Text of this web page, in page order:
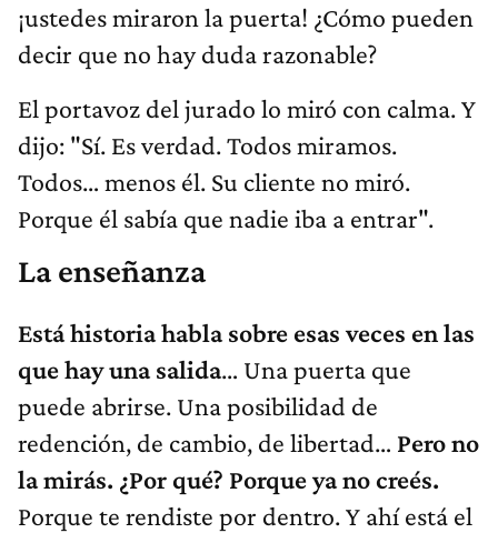
¡ustedes miraron la puerta! ¿Cómo pueden
decir que no hay duda razonable?
El portavoz del jurado lo miró con calma. Y
dijo: "Sí. Es verdad. Todos miramos.
Todos… menos él. Su cliente no miró.
Porque él sabía que nadie iba a entrar".
La enseñanza
Está historia habla sobre esas veces en las
que hay una salida… Una puerta que
puede abrirse. Una posibilidad de
redención, de cambio, de libertad… Pero no
la mirás. ¿Por qué? Porque ya no creés.
Porque te rendiste por dentro. Y ahí está el